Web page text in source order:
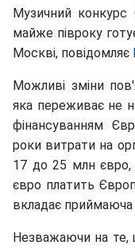
Музичний
майже півроку
Москві, повідомляє
Можливі зміни
яка переживає не
фінансуванням
роки витрати на
17 до 25 млн євро,
євро платить
вкладає приймаюча
Незважаючи на те,